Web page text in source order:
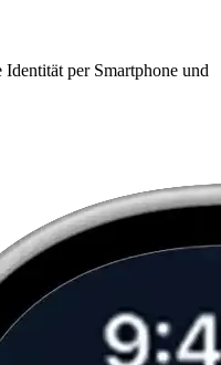
per Smartphone und